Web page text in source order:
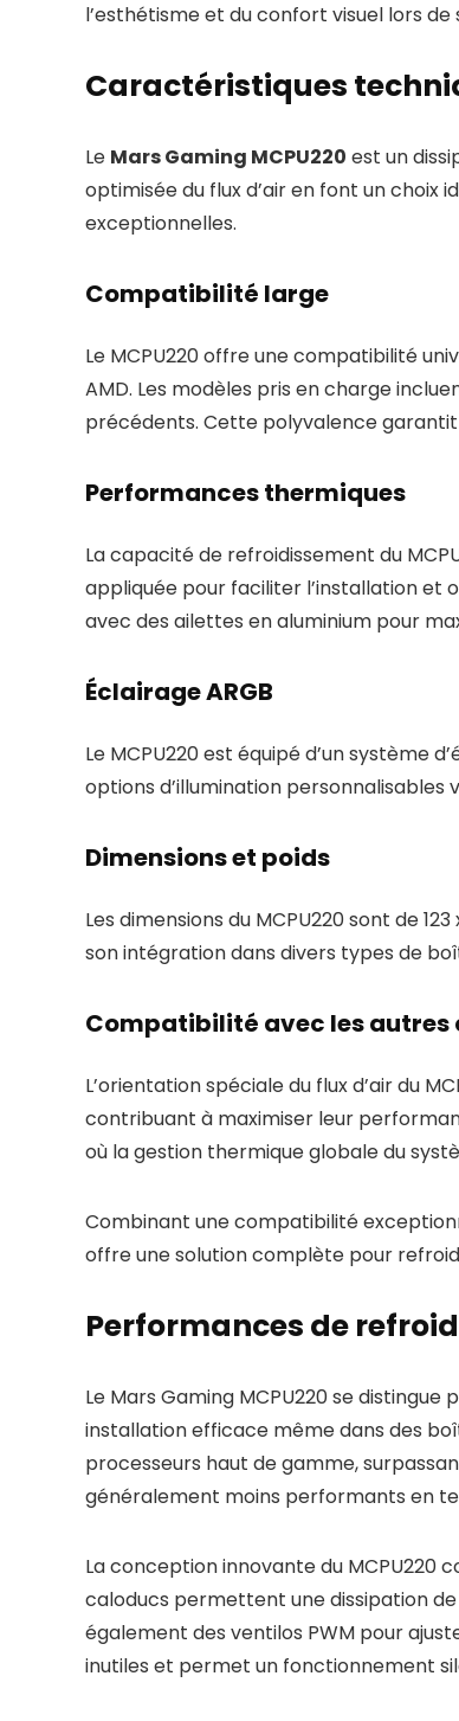
l’esthétisme et du confort visuel lors
Caractéristiques
Le Mars Gaming MCPU220 est un
optimisée du flux d’air en font un
exceptionnelles.
Compatibilité large
Le MCPU220 offre une compatibilité
AMD. Les modèles pris en charge
précédents. Cette polyvalence
Performances thermiques
La capacité de refroidissement du
appliquée pour faciliter l’installation et
avec des ailettes en aluminium pour
Éclairage ARGB
Le MCPU220 est équipé d’un système
options d’illumination
Dimensions et poids
Les dimensions du MCPU220 sont de
son intégration dans divers types de
Compatibilité avec les autres
L’orientation spéciale du flux d’air du
contribuant à maximiser leur
où la gestion thermique globale du
Combinant une compatibilité
offre une solution complète pour
Performances de
Le Mars Gaming MCPU220 se
installation efficace même dans des
processeurs haut de gamme,
généralement moins performants en
La conception innovante du
caloducs permettent une dissipation
également des ventilos PWM pour
inutiles et permet un fonctionnement